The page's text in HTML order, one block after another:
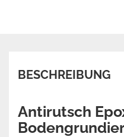
BESCHREIBUNG
Antirutsch